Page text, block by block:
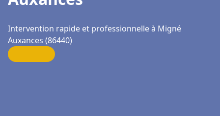
Intervention rapide et professionnelle à Migné
Auxances (86440)